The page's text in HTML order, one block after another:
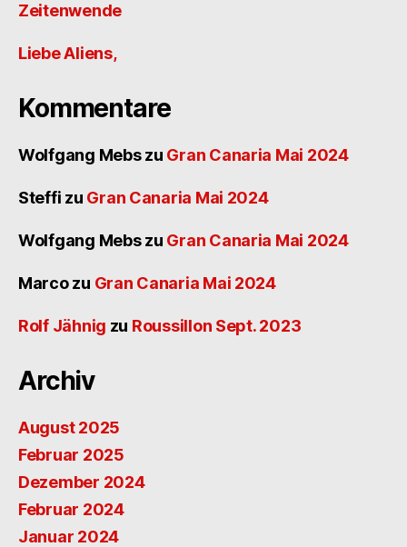
Zeitenwende
Liebe Aliens,
Kommentare
Wolfgang Mebszu Gran Canaria Mai 2024
Steffi zu Gran Canaria Mai 2024
Wolfgang Mebszu Gran Canaria Mai 2024
Marcozu Gran Canaria Mai 2024
Rolf Jähnig zu Roussillon Sept. 2023
Archiv
August 2025
Februar 2025
Dezember 2024
Februar 2024
Januar 2024